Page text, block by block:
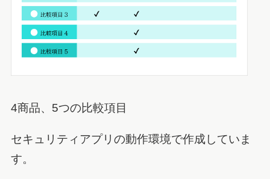
4商品、5つの比較項目
セキュリティアプリの動作環境で作成していま
す。